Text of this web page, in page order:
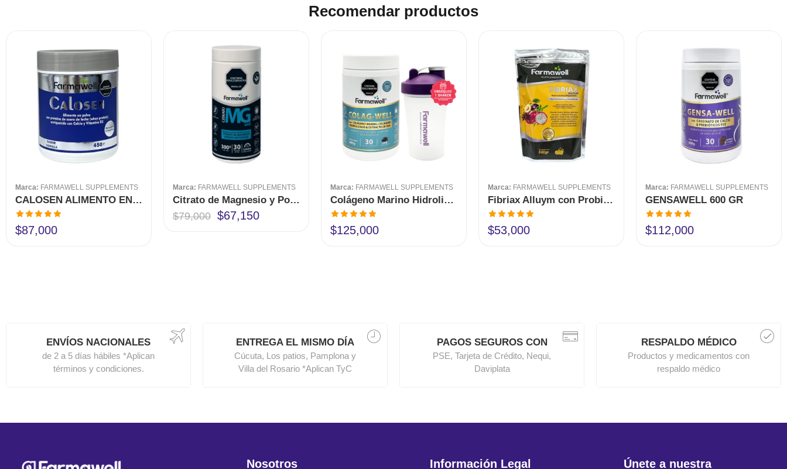
Recomendar productos
Marca: FARMAWELL SUPPLEMENTS
CALOSEN ALIMENTO EN POLVO CON CALCIO Y VITAMINA D3
Valorado en
5.00de 5
$87,000
Marca: FARMAWELL SUPPLEMENTS
Citrato de Magnesio y Potasio 300 gr Farmawell
$79,000 $67,150
Marca: FARMAWELL SUPPLEMENTS
Colágeno Marino Hidrolizado con Resveratrol ColagWell 600 gr
Valorado en
4.90de 5
$125,000
Marca: FARMAWELL SUPPLEMENTS
Fibriax Alluym con Probióticos 500 gr
Valorado en
5.00de 5
$53,000
Marca: FARMAWELL SUPPLEMENTS
GENSAWELL 600 GR
Valorado en
5.00de 5
$112,000
ENVÍOS NACIONALES
de 2 a 5 días hábiles *Aplican
términos y condiciones.
ENTREGA EL MISMO DÍA
Cúcuta, Los patios, Pamplona y
Villa del Rosario *Aplican TyC
PAGOS SEGUROS CON
PSE, Tarjeta de Crédito, Nequi,
Daviplata
RESPALDO MÉDICO
Productos y medicamentos con
respaldo médico
Nosotros Información Legal Únete a nuestra